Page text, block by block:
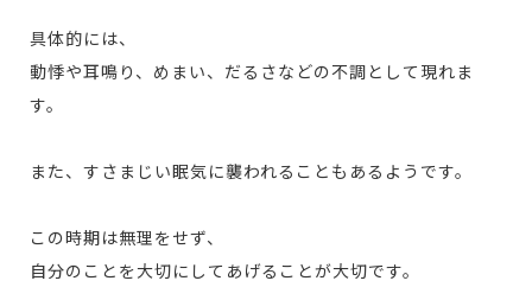
具体的には、
動悸や耳鳴り、めまい、だるさなどの不調として現れま
す。
また、すさまじい眠気に襲われることもあるようです。
この時期は無理をせず、
自分のことを大切にしてあげることが大切です。